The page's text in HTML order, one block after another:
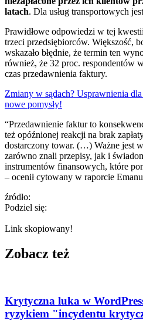
latach. Dla usług transportowych
Prawidłowe odpowiedzi w tej
trzeci przedsiębiorców. Większość,
wskazało błędnie, że termin ten
również, że 32 proc. respondentów
czas przedawnienia faktury.
Zmiany w sądach? Usprawnienia
nowe pomysły!
“Przedawnienie faktur to
też opóźnionej reakcji na brak
dostarczony towar. (…) Ważne jest
zarówno znali przepisy, jak i
instrumentów finansowych, które
– ocenił cytowany w raporcie
źródło:
Podziel się:
Link skopiowany!
Zobacz też
Krytyczna luka w
ryzykiem "incydentu